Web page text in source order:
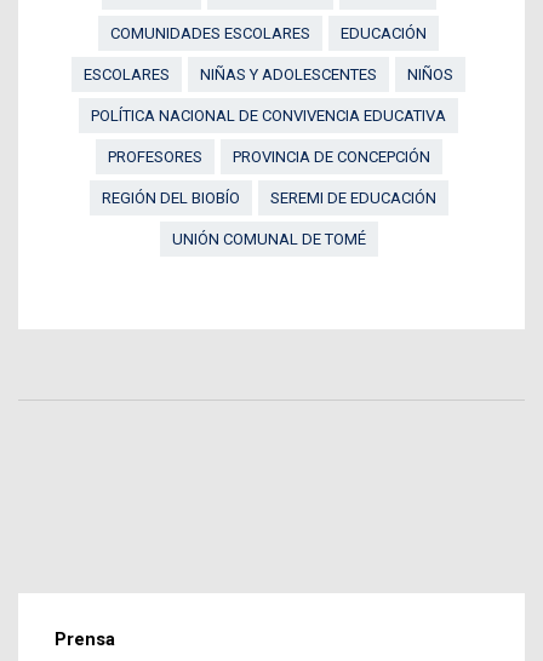
COMUNIDADES ESCOLARES EDUCACIÓN
ESCOLARES NIÑAS Y ADOLESCENTES NIÑOS
POLÍTICA NACIONAL DE CONVIVENCIA EDUCATIVA
PROFESORES PROVINCIA DE CONCEPCIÓN
REGIÓN DEL BIOBÍO SEREMI DE EDUCACIÓN
UNIÓN COMUNAL DE TOMÉ
Prensa